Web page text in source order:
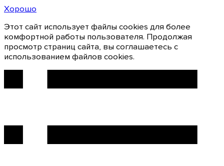
Хорошо
Этот сайт использует файлы cookies для более
комфортной работы пользователя. Продолжая
просмотр страниц сайта, вы соглашаетесь с
использованием файлов cookies.